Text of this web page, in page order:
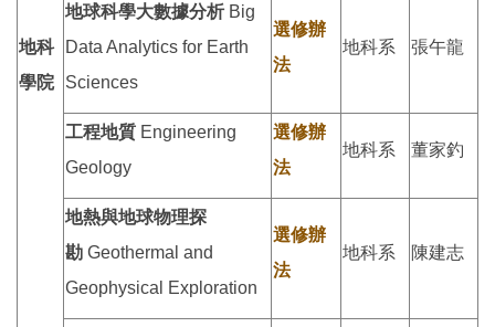
地科
學院
地球科學大數據分析Big
Data Analytics for Earth
Sciences
選修辦
法
地科系 張午龍
工程地質 Engineering
Geology
選修辦
法
地科系 董家釣
地熱與地球物理探
勘 Geothermal and
Geophysical Exploration
選修辦
法
地科系 陳建志